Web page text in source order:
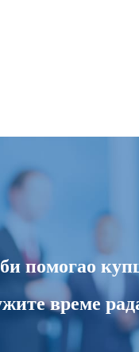
помогао
време